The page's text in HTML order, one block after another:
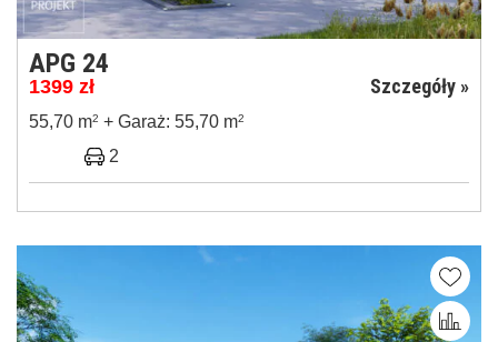
APG 24
1399 zł Szczegóły »
55,70 m2 + Garaż: 55,70 m2
2